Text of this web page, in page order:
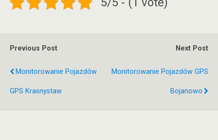
Previous Post
Monitorowanie Pojazdów
GPS Krasnystaw
Next Post
Monitorowanie Pojazdów GPS
Bojanowo